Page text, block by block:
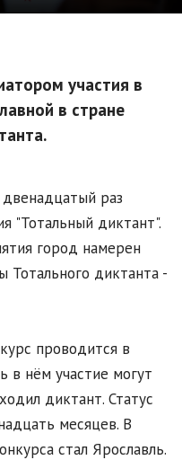
участия в
в стране
раз
"Тотальный диктант".
город намерен
Тотального диктанта -
проводится в
в нём участие могут
диктант. Статус
месяцев. В
стал Ярославль.